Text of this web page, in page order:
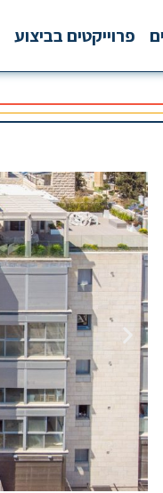
פרוייקטים בביצוע